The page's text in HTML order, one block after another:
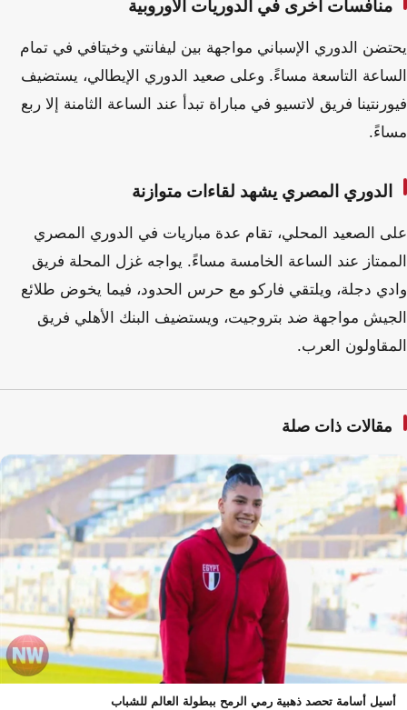
منافسات أخرى في الدوريات الأوروبية
يحتضن الدوري الإسباني مواجهة بين ليفانتي وخيتافي في تمام
الساعة التاسعة مساءً. وعلى صعيد الدوري الإيطالي، يستضيف
فيورنتينا فريق لاتسيو في مباراة تبدأ عند الساعة الثامنة إلا ربع
مساءً.
الدوري المصري يشهد لقاءات متوازنة
على الصعيد المحلي، تقام عدة مباريات في الدوري المصري
الممتاز عند الساعة الخامسة مساءً. يواجه غزل المحلة فريق
وادي دجلة، ويلتقي فاركو مع حرس الحدود، فيما يخوض طلائع
الجيش مواجهة ضد بتروجيت، ويستضيف البنك الأهلي فريق
المقاولون العرب.
مقالات ذات صلة
أسيل أسامة تحصد ذهبية رمي الرمح ببطولة العالم للشباب